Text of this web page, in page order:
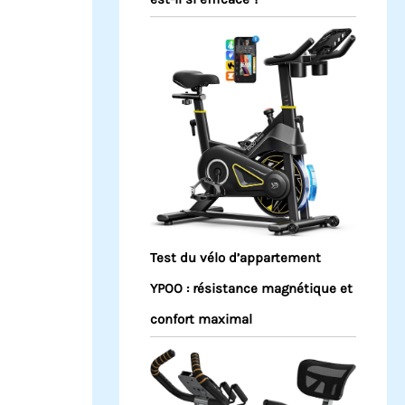
Test du vélo d’appartement
YPOO : résistance magnétique et
confort maximal